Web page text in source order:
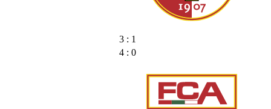
3 : 1
4 : 0